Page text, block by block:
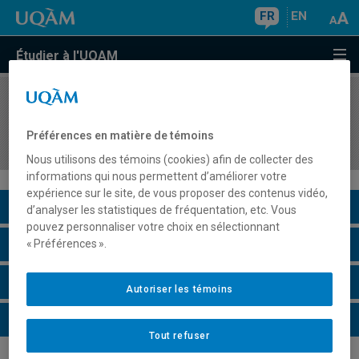
FR EN
Étudier à l'UQAM
COURS//
organisations
Description du cours
Horaire - Été 2026
Horaire - Automne 2026
Horaire - Hiver 2027
Préférences en matière de témoins
Nous utilisons des témoins (cookies) afin de collecter des
informations qui nous permettent d’améliorer votre
expérience sur le site, de vous proposer des contenus vidéo,
d’analyser les statistiques de fréquentation, etc. Vous
pouvez personnaliser votre choix en sélectionnant
« Préférences ».
Tout refuser
Autoriser les témoins